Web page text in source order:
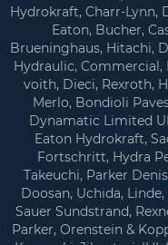
Hydrokraft, Charr-Lynn,
Eaton, Bucher,
Brueninghaus, Hitachi,
Hydraulic, Commercial,
voith, Dieci, Rexroth,
Merlo, Bondioli
Dynamatic Limited
Eaton Hydrokraft,
Fortsсhritt, Hydra
Takeuchi, Parker
Doosan, Uchida,
Sauer Sundstrand,
Parker, Orenstein &